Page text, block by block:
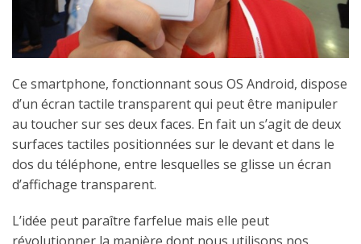
Ce smartphone, fonctionnant sous OS Android, dispose
d’un écran tactile transparent qui peut être manipuler
au toucher sur ses deux faces. En fait un s’agit de deux
surfaces tactiles positionnées sur le devant et dans le
dos du téléphone, entre lesquelles se glisse un écran
d’affichage transparent.
L’idée peut paraître farfelue mais elle peut